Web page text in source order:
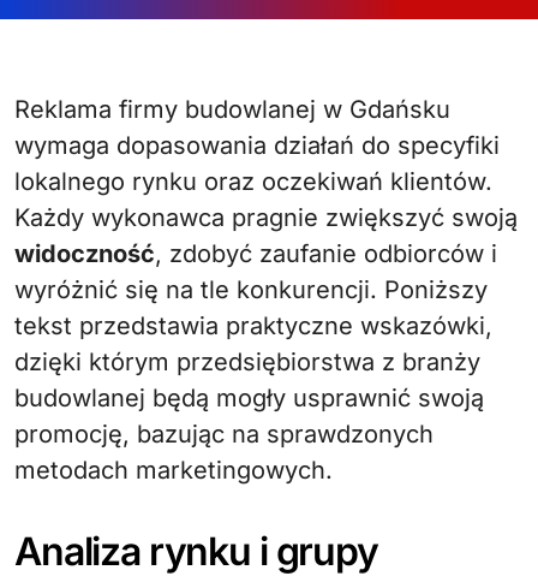
Reklama firmy budowlanej w Gdańsku
wymaga dopasowania działań do specyfiki
lokalnego rynku oraz oczekiwań klientów.
Każdy wykonawca pragnie zwiększyć swoją
widoczność, zdobyć zaufanie odbiorców i
wyróżnić się na tle konkurencji. Poniższy
tekst przedstawia praktyczne wskazówki,
dzięki którym przedsiębiorstwa z branży
budowlanej będą mogły usprawnić swoją
promocję, bazując na sprawdzonych
metodach marketingowych.
Analiza rynku i grupy